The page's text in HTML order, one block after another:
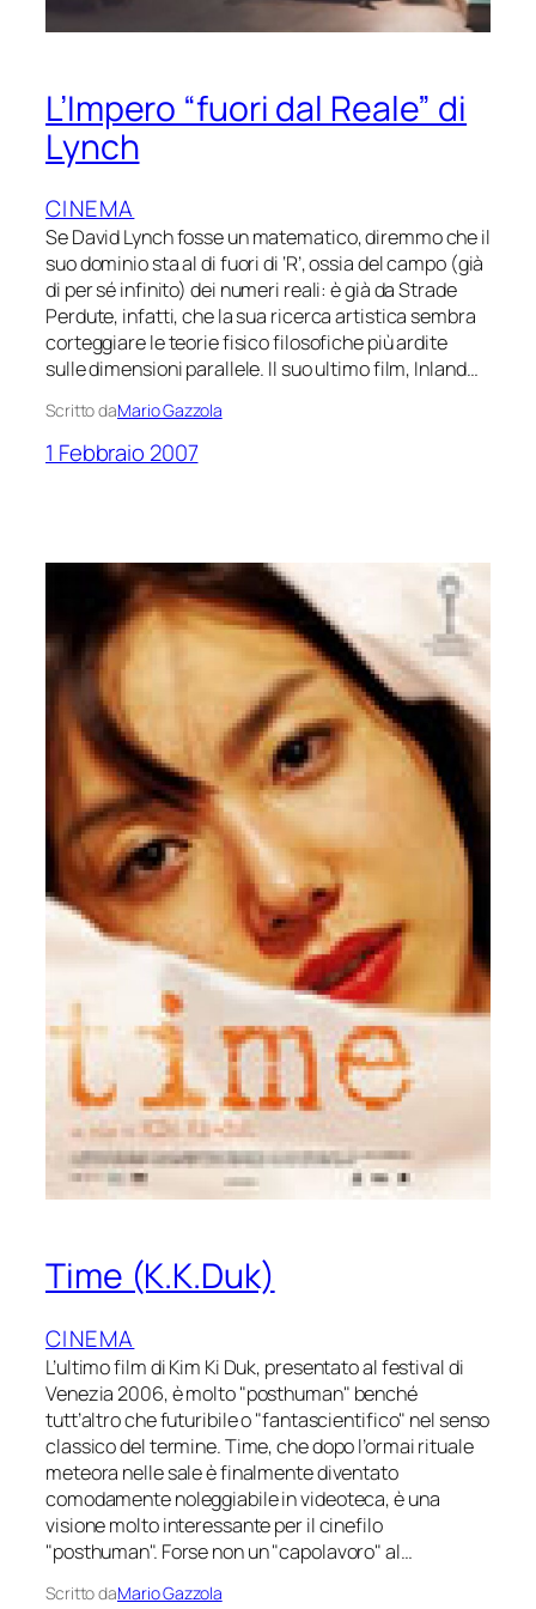
L’Impero “fuori dal Reale” di
Lynch
CINEMA
Se David Lynch fosse un matematico, diremmo che il
suo dominio sta al di fuori di ‘R’, ossia del campo (già
di per sé infinito) dei numeri reali: è già da Strade
Perdute, infatti, che la sua ricerca artistica sembra
corteggiare le teorie fisico filosofiche più ardite
sulle dimensioni parallele. Il suo ultimo film, Inland…
Scritto daMario Gazzola
1 Febbraio 2007
Time (K.K.Duk)
CINEMA
L’ultimo film di Kim Ki Duk, presentato al festival di
Venezia 2006, è molto "posthuman" benché
tutt’altro che futuribile o "fantascientifico" nel senso
classico del termine. Time, che dopo l’ormai rituale
meteora nelle sale è finalmente diventato
comodamente noleggiabile in videoteca, è una
visione molto interessante per il cinefilo
"posthuman". Forse non un "capolavoro" al…
Scritto daMario Gazzola